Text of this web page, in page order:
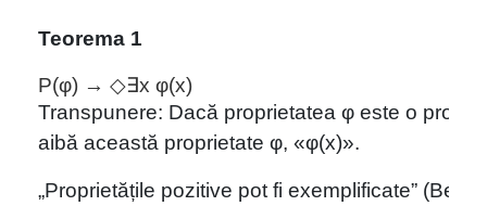
Teorema 1
P(φ) → ◇∃x φ(x)
Transpunere: Dacă proprietatea φ este o
aibă această proprietate φ, «φ(x)».
„Proprietățile pozitive pot fi exemplificate”